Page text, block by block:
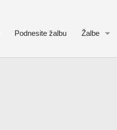
Podnesite žalbu Žalbe